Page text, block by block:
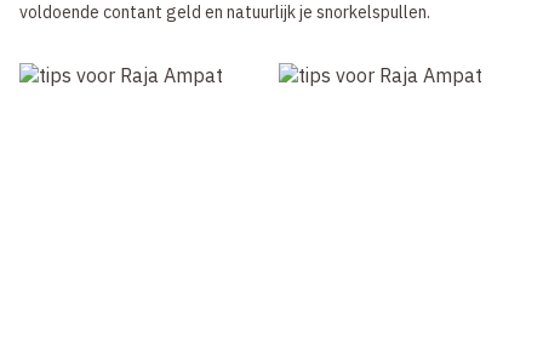
voldoende contant geld en natuurlijk je snorkelspullen.